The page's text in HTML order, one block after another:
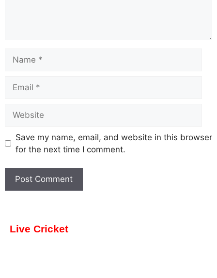
Save my name, email, and website in this browser
for the next time I comment.
Live Cricket